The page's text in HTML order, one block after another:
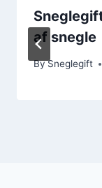
af snegle
BySneglegift